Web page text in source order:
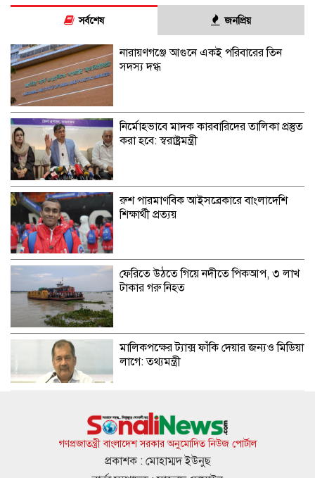
সর্বশেষ জনপ্রিয়
নারায়ণগঞ্জে আগুনে একই পরিবারের তিন
সদস্য দগ্ধ
নির্মোহভাবে মাদক কারবারিদের তালিকা প্রস্তুত
করা হবে: স্বরাষ্ট্রমন্ত্রী
রুশ পারমাণবিক আইসব্রেকারে বাংলাদেশি
শিক্ষার্থী প্রত্যয়
ফেরিতে উঠতে গিয়ে নদীতে পিকআপ, ৩ লাখ
টাকার গরু নিহত
মালিকপক্ষের ট্যাক্স ফাঁকি দেয়ার জন্যও মিডিয়া
লাগে: তথ্যমন্ত্রী
নিত্যপণ্যের আকাশ ছোঁয়া দামে নিম্নবিত্তের
হাঁসফাঁস
গণপ্রজাতন্ত্রী বাংলাদেশ সরকার অনুমোদিত নিউজ পোর্টাল
প্রকাশক : মোহাম্মদ ইউনুছ